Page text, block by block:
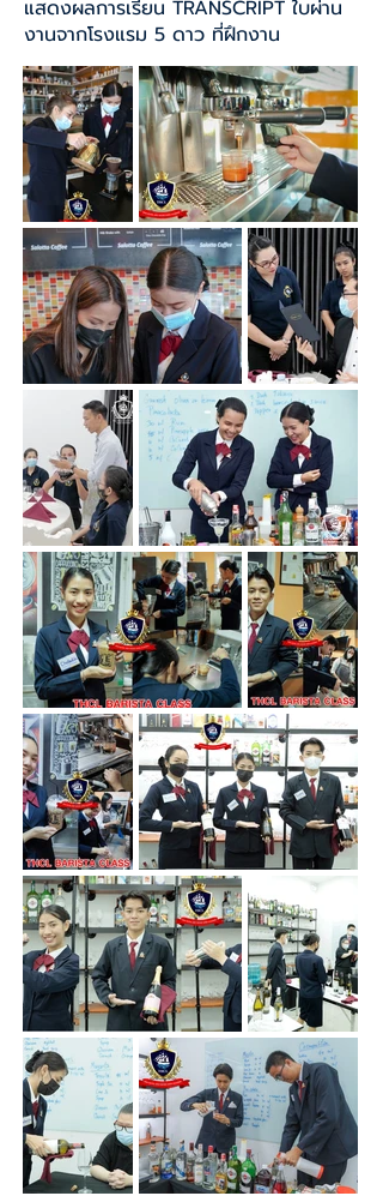
แสดงผลการเรียน TRANSCRIPT ใบผ่าน
งานจากโรงแรม 5 ดาว ที่ฝึกงาน